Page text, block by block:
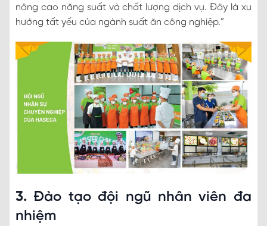
nâng cao năng suất và chất lượng dịch vụ. Đây là xu
hướng tất yếu của ngành suất ăn công nghiệp.”
3. Đào tạo đội ngũ nhân viên đa
nhiệm